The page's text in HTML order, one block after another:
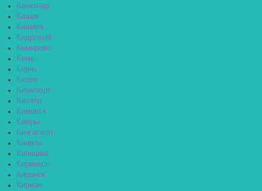
Качканар
Кашин
Кашира
Кедровый
Кемерово
Кемь
Керчь
Кизел
Кизилюрт
Кизляр
Кимовск
Кимры
Кингисепп
Кинель
Кинешма
Киреевск
Киренск
Киржач